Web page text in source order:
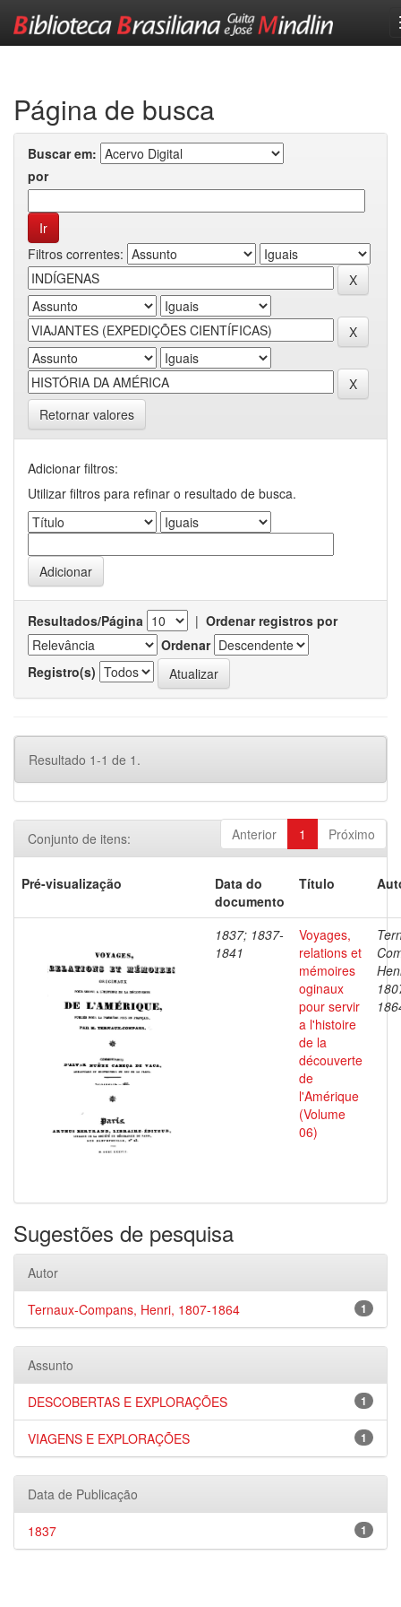
Página de busca
Buscar em:
por
Filtros correntes:
Retornar valores
Adicionar filtros:
Utilizar filtros para refinar o resultado de busca.
Resultados/Página | Ordenar registros por
Ordenar
Registro(s)
Resultado 1-1 de 1.
Anterior 1 Próximo
Conjunto de itens:
Pré-visualização
Data do
documento
Título
1837; 1837-
1841
Voyages,
relations et
mémoires
oginaux
pour servir
a l'histoire
de la
découverte
de
l'Amérique
(Volume
06)
Sugestões de pesquisa
Autor
1
Ternaux-Compans, Henri, 1807-1864
Assunto
1
DESCOBERTAS E EXPLORAÇÕES
1
VIAGENS E EXPLORAÇÕES
Data de Publicação
1
1837